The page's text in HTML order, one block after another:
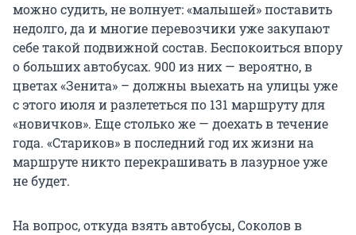
можно судить, не волнует: «малышей» поставить
недолго, да и многие перевозчики уже закупают
себе такой подвижной состав. Беспокоиться впору
о больших автобусах. 900 из них — вероятно, в
цветах «Зенита» – должны выехать на улицы уже
с этого июля и разлететься по 131 маршруту для
«новичков». Еще столько же — доехать в течение
года. «Стариков» в последний год их жизни на
маршруте никто перекрашивать в лазурное уже
не будет.
На вопрос, откуда взять автобусы, Соколов в